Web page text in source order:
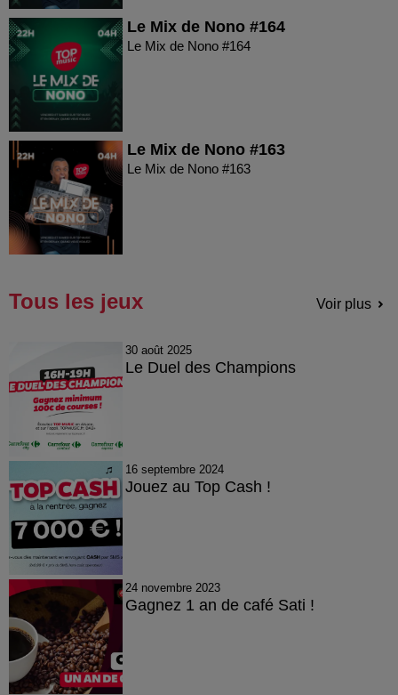
Le Mix de Nono #164
Le Mix de Nono #164
Le Mix de Nono #163
Le Mix de Nono #163
Tous les jeux Voir plus
30 août 2025
Le Duel des Champions
16 septembre 2024
Jouez au Top Cash !
24 novembre 2023
Gagnez 1 an de café Sati !